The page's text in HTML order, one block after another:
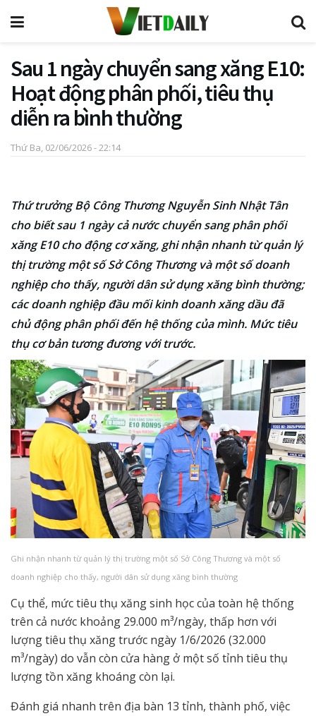
Sau 1 ngày chuyển sang xăng E10:
Hoạt động phân phối, tiêu thụ
diễn ra bình thường
Thứ Ba, 02/06/2026 - 22:14
Thứ trưởng Bộ Công Thương Nguyễn Sinh Nhật Tân
cho biết sau 1 ngày cả nước chuyển sang phân phối
xăng E10 cho động cơ xăng, ghi nhận nhanh từ quản lý
thị trường một số Sở Công Thương và một số doanh
nghiệp cho thấy, người dân sử dụng xăng bình thường;
các doanh nghiệp đầu mối kinh doanh xăng dầu đã
chủ động phân phối đến hệ thống của mình. Mức tiêu
thụ cơ bản tương đương với trước.
Ghi nhận nhanh từ quản lý thị trường một số Sở Công Thương và một số
doanh nghiệp cho thấy, người dân sử dụng xăng bình thường
Cụ thể, mức tiêu thụ xăng sinh học của toàn hệ thống
trên cả nước khoảng 29.000 m³/ngày, thấp hơn với
lượng tiêu thụ xăng trước ngày 1/6/2026 (32.000
m³/ngày) do vẫn còn cửa hàng ở một số tỉnh tiêu thụ
lượng tồn xăng khoáng còn lại.
Đánh giá nhanh trên địa bàn 13 tỉnh, thành phố, việc